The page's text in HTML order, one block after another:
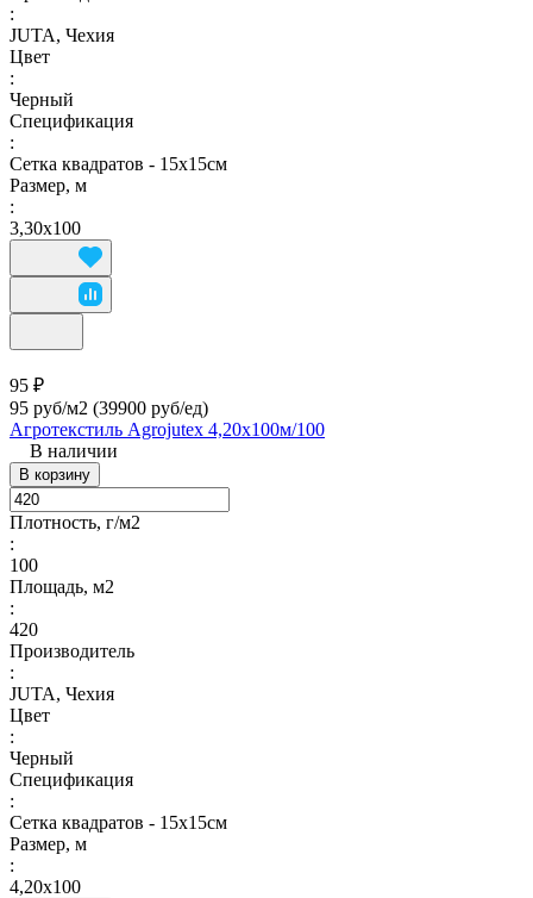
:
JUTA, Чехия
Цвет
:
Черный
Спецификация
:
Сетка квадратов - 15х15см
Размер, м
:
3,30х100
95 ₽
95 руб/м2 (39900 руб/eд)
Агротекстиль Agrojutex 4,20х100м/100
В наличии
В корзину
Плотность, г/м2
:
100
Площадь, м2
:
420
Производитель
:
JUTA, Чехия
Цвет
:
Черный
Спецификация
:
Сетка квадратов - 15х15см
Размер, м
:
4,20х100